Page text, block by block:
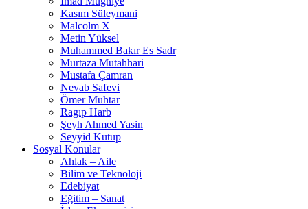
Kasım Süleymani
Malcolm X
Metin Yüksel
Muhammed Bakır Es Sadr
Murtaza Mutahhari
Mustafa Çamran
Nevab Safevi
Ömer Muhtar
Ragıp Harb
Şeyh Ahmed Yasin
Seyyid Kutup
Sosyal Konular
Ahlak – Aile
Bilim ve Teknoloji
Edebiyat
Eğitim – Sanat